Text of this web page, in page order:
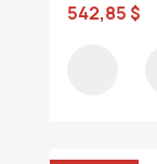
542,85 $